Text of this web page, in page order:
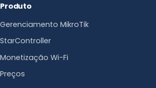
Produto
Gerenciamento MikroTik
StarController
Monetização Wi-Fi
Preços